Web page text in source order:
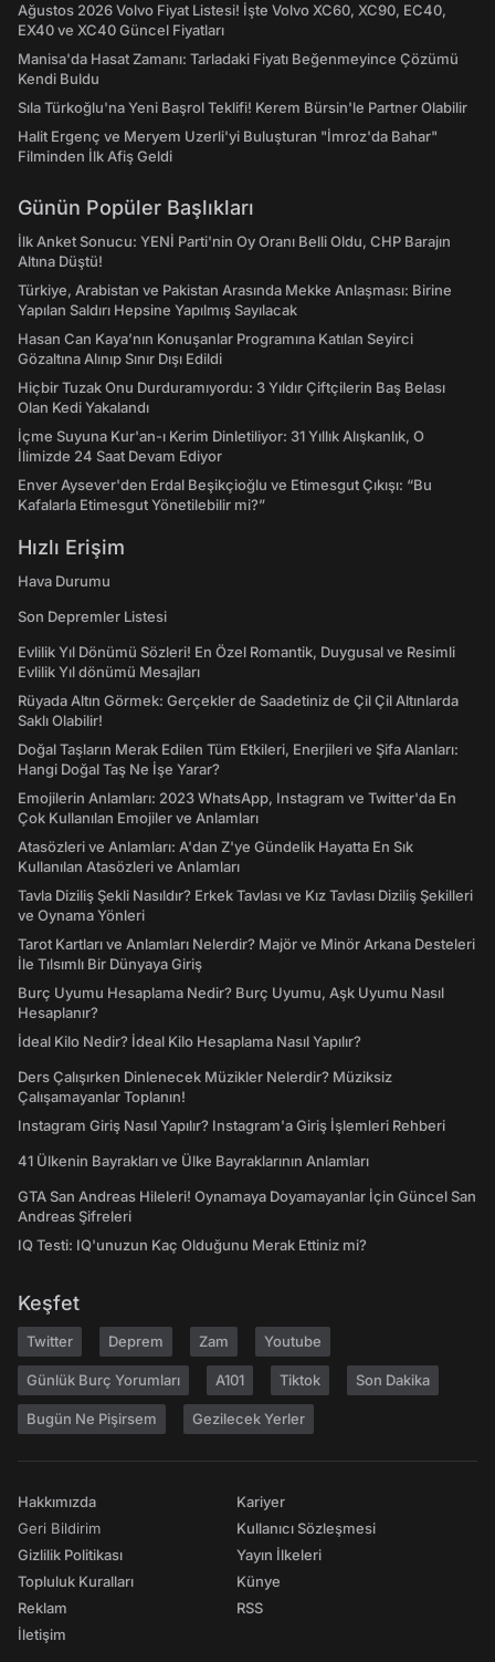
Ağustos 2026 Volvo Fiyat Listesi! İşte Volvo XC60, XC90, EC40,
EX40 ve XC40 Güncel Fiyatları
Manisa'da Hasat Zamanı: Tarladaki Fiyatı Beğenmeyince Çözümü
Kendi Buldu
Sıla Türkoğlu'na Yeni Başrol Teklifi! Kerem Bürsin'le Partner Olabilir
Halit Ergenç ve Meryem Uzerli'yi Buluşturan "İmroz'da Bahar"
Filminden İlk Afiş Geldi
Günün Popüler Başlıkları
İlk Anket Sonucu: YENİ Parti'nin Oy Oranı Belli Oldu, CHP Barajın
Altına Düştü!
Türkiye, Arabistan ve Pakistan Arasında Mekke Anlaşması: Birine
Yapılan Saldırı Hepsine Yapılmış Sayılacak
Hasan Can Kaya’nın Konuşanlar Programına Katılan Seyirci
Gözaltına Alınıp Sınır Dışı Edildi
Hiçbir Tuzak Onu Durduramıyordu: 3 Yıldır Çiftçilerin Baş Belası
Olan Kedi Yakalandı
İçme Suyuna Kur'an-ı Kerim Dinletiliyor: 31 Yıllık Alışkanlık, O
İlimizde 24 Saat Devam Ediyor
Enver Aysever'den Erdal Beşikçioğlu ve Etimesgut Çıkışı: “Bu
Kafalarla Etimesgut Yönetilebilir mi?”
Hızlı Erişim
Hava Durumu
Son Depremler Listesi
Evlilik Yıl Dönümü Sözleri! En Özel Romantik, Duygusal ve Resimli
Evlilik Yıl dönümü Mesajları
Rüyada Altın Görmek: Gerçekler de Saadetiniz de Çil Çil Altınlarda
Saklı Olabilir!
Doğal Taşların Merak Edilen Tüm Etkileri, Enerjileri ve Şifa Alanları:
Hangi Doğal Taş Ne İşe Yarar?
Emojilerin Anlamları: 2023 WhatsApp, Instagram ve Twitter'da En
Çok Kullanılan Emojiler ve Anlamları
Atasözleri ve Anlamları: A'dan Z'ye Gündelik Hayatta En Sık
Kullanılan Atasözleri ve Anlamları
Tavla Diziliş Şekli Nasıldır? Erkek Tavlası ve Kız Tavlası Diziliş Şekilleri
ve Oynama Yönleri
Tarot Kartları ve Anlamları Nelerdir? Majör ve Minör Arkana Desteleri
İle Tılsımlı Bir Dünyaya Giriş
Burç Uyumu Hesaplama Nedir? Burç Uyumu, Aşk Uyumu Nasıl
Hesaplanır?
İdeal Kilo Nedir? İdeal Kilo Hesaplama Nasıl Yapılır?
Ders Çalışırken Dinlenecek Müzikler Nelerdir? Müziksiz
Çalışamayanlar Toplanın!
Instagram Giriş Nasıl Yapılır? Instagram'a Giriş İşlemleri Rehberi
41 Ülkenin Bayrakları ve Ülke Bayraklarının Anlamları
GTA San Andreas Hileleri! Oynamaya Doyamayanlar İçin Güncel San
Andreas Şifreleri
IQ Testi: IQ'unuzun Kaç Olduğunu Merak Ettiniz mi?
Keşfet
Twitter Deprem Zam Youtube
Günlük Burç Yorumları A101 Tiktok Son Dakika
Bugün Ne Pişirsem Gezilecek Yerler
Hakkımızda
Geri Bildirim
Gizlilik Politikası
Topluluk Kuralları
Reklam
İletişim
Kariyer
Kullanıcı Sözleşmesi
Yayın İlkeleri
Künye
RSS